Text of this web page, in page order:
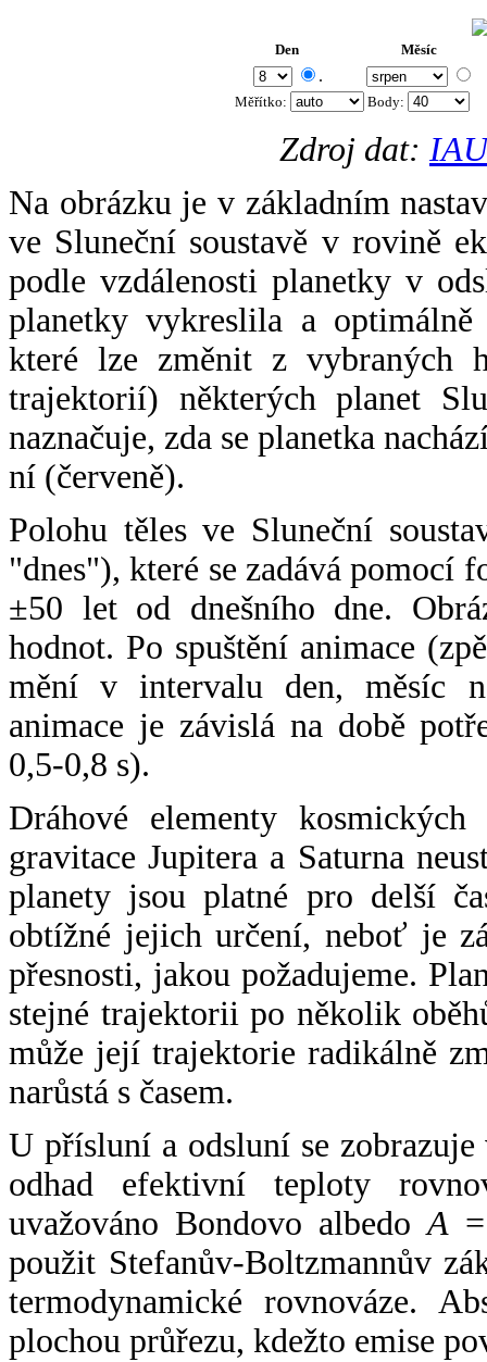
Den Měsíc
.
Měřítko: Body:
Zdroj dat:
Na obrázku je v základním
ve Sluneční soustavě v rovině
podle vzdálenosti planetky v
planetky vykreslila a
které lze změnit z vybraných
trajektorií) některých planet
naznačuje, zda se planetka
ní (červeně).
Polohu těles ve Sluneční
"dnes"), které se zadává pomocí
±50 let od dnešního dne.
hodnot. Po spuštění animace
mění v intervalu den, měsíc
animace je závislá na době
0,5-0,8 s).
Dráhové elementy
gravitace Jupitera a Saturna
planety jsou platné pro delší
obtížné jejich určení, neboť je
přesnosti, jakou požadujeme.
stejné trajektorii po několik
může její trajektorie radikálně
narůstá s časem.
U přísluní a odsluní se
odhad efektivní teploty
uvažováno Bondovo albedoA
použit Stefanův-Boltzmannův
termodynamické rovnováze.
plochou průřezu, kdežto emise